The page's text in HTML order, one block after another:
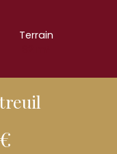
Terrain
€